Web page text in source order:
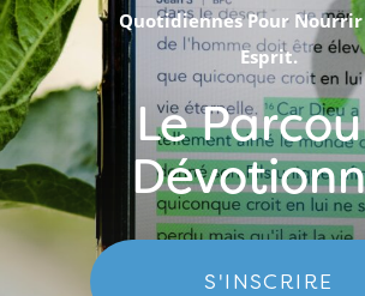
Quotidiennes Pour
Esprit.
Le
S'INSCRIRE